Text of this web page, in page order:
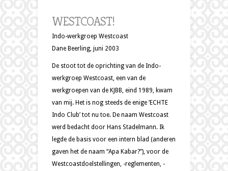
WESTCOAST!
Indo-werkgroep Westcoast
Dane Beerling, juni 2003
De stoot tot de oprichting van de Indo-
werkgroep Westcoast, een van de
werkgroepen van de KJBB, eind 1989, kwam
van mij. Het is nog steeds de enige ’ECHTE
Indo Club’ tot nu toe. De naam Westcoast
werd bedacht door Hans Stadelmann. Ik
legde de basis voor een intern blad (anderen
gaven het de naam “Apa Kabar?”), voor de
Westcoastdoelstellingen, -reglementen, -